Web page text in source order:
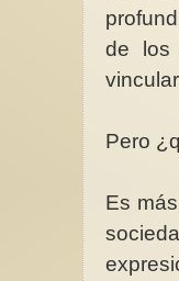
de los
Pero
Es
sin pensar
Día
hoy ni
Día
hoy ni
pueden